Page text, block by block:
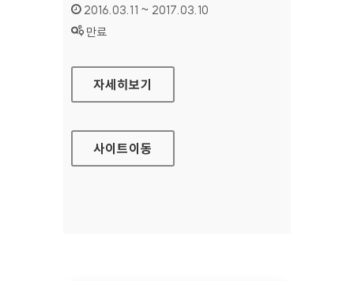
인증기간 :
2016.03.11 ~ 2017.03.10
상태 :
만료
HK저축은행 대표 홈페이지
자세히보기
사이트이동